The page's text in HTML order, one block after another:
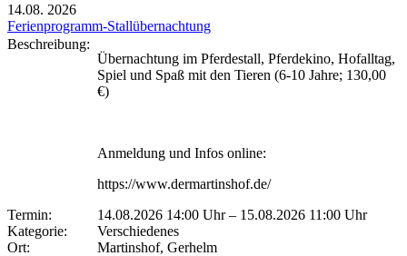
14.08. 2026
Ferienprogramm-Stallübernachtung
Beschreibung:
Übernachtung im Pferdestall, Pferdekino, Hofalltag,
Spiel und Spaß mit den Tieren (6-10 Jahre; 130,00
€)
Anmeldung und Infos online:
https://www.dermartinshof.de/
Termin:
14.08.2026 14:00 Uhr– 15.08.2026 11:00 Uhr
Kategorie:
Verschiedenes
Ort:
Martinshof, Gerhelm